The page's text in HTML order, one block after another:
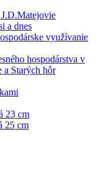
a dnes
využívanie
hospodárstva v
a Starých hôr
23 cm
25 cm